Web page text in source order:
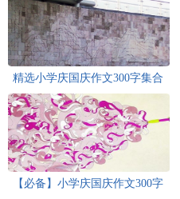
精选小学庆国庆作文300字集合
七篇
【必备】小学庆国庆作文300字